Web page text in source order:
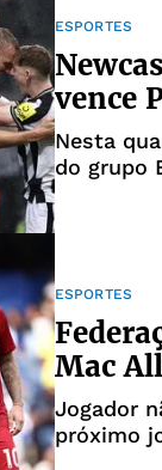
ESPORTES
vence
Nesta
do grupo
ESPORTES
Mac
Jogador
próximo